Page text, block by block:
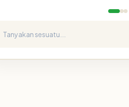
Tanyakan sesuatu...